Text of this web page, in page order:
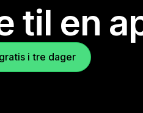
til en
i tre dager